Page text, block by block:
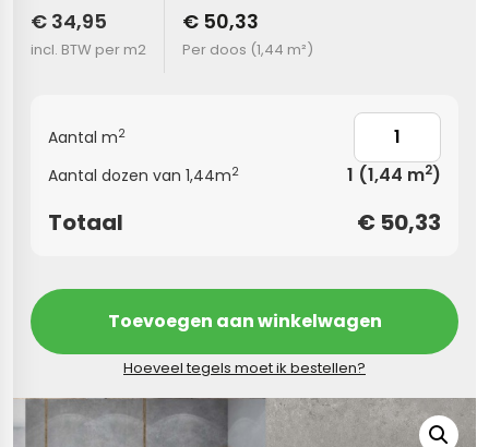
€ 34,95
incl. BTW per m2
€ 50,33
Per doos (1,44 m²)
Aantal m2
Aantal dozen van 1,44m2 1 (1,44 m2)
Totaal € 50,33
Toevoegen aan winkelwagen
Hoeveel tegels moet ik bestellen?
(kloostertegels)
betonlook
tegels